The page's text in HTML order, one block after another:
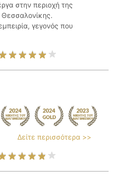
στην περιοχή της
γεγονός που
Δείτε περισσότερα >>